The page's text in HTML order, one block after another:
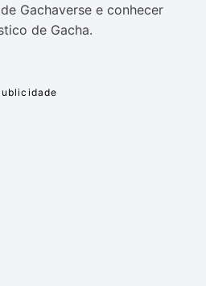
Gachaverse e conhecer
de Gacha.